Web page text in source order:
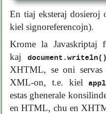
En tiaj eksteraj dosieroj
kiel signoreferencojn).
Krome la Javaskriptaj
kajdocument.writeln()
XHTML, se oni
XML-on, t.e. kiel
estas ghenerale
en HTML, chu en